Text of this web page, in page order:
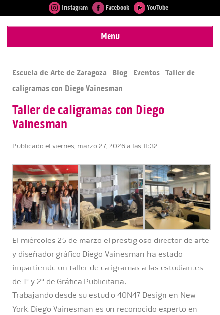
Instagram Facebook YouTube
Menu
Escuela de Arte de Zaragoza · Blog · Eventos · Taller de
caligramas con Diego Vainesman
Taller de caligramas con Diego
Vainesman
Publicado el viernes, marzo 27, 2026 a las 11:32.
El miércoles 25 de marzo el prestigioso director de arte
y diseñador gráfico Diego Vainesman ha estado
impartiendo un taller de caligramas a las estudiantes
de 1º y 2º de Gráfica Publicitaria.
Trabajando desde su estudio 40N47 Design en New
York, Diego Vainesman es un reconocido experto en